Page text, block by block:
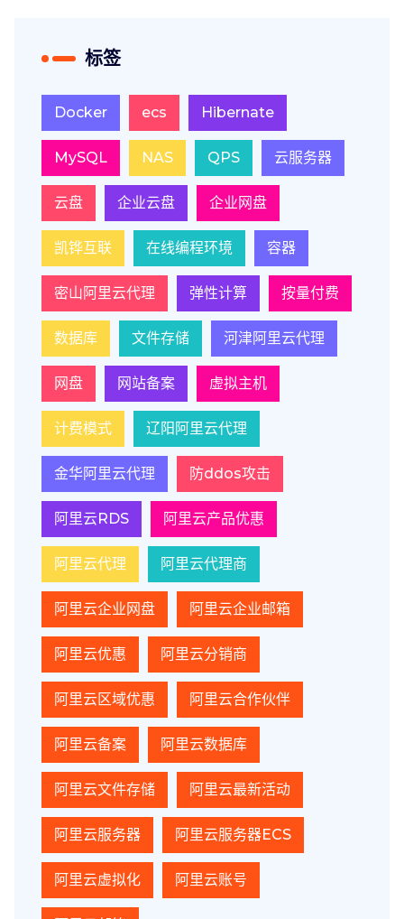
标签
Docker ecs Hibernate
MySQL NAS QPS 云服务器
云盘 企业云盘 企业网盘
凯铧互联 在线编程环境 容器
密山阿里云代理 弹性计算 按量付费
数据库 文件存储 河津阿里云代理
网盘 网站备案 虚拟主机
计费模式 辽阳阿里云代理
金华阿里云代理 防ddos攻击
阿里云RDS 阿里云产品优惠
阿里云代理 阿里云代理商
阿里云企业网盘 阿里云企业邮箱
阿里云优惠 阿里云分销商
阿里云区域优惠 阿里云合作伙伴
阿里云备案 阿里云数据库
阿里云文件存储 阿里云最新活动
阿里云服务器 阿里云服务器ECS
阿里云虚拟化 阿里云账号